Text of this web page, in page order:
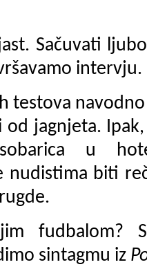
Sačuvati
intervju.
testova
jagnjeta.
u
nudistima biti
fudbalom?
sintagmu iz